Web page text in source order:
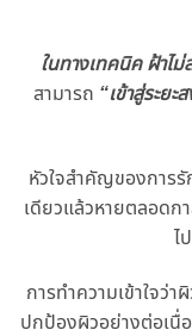
ในทางเทคนิค ฝ้าไ
สามารถ “เข้าสู่ระยะ
หัวใจสำคัญของการรั
เดียวแล้วหายตลอดก
ไ
การทำความเข้าใจว่
ปกป้องผิวอย่างต่อเนื่